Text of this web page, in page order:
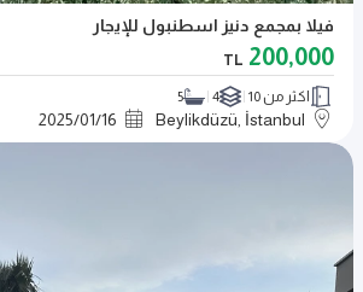
فيلا بمجمع دنيز اسطنبول للإيجار
200,000
TL
اكثر من 10 4
5
Beylikdüzü, İstanbul
2025/01/16